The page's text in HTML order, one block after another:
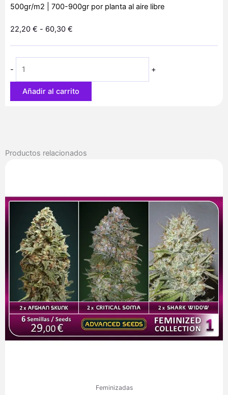
500gr/m2 | 700-900gr por planta al aire libre
22,20 € - 60,30 €
hasta
60,30 €
- +
Añadir al carrito
Productos relacionados
Feminizadas